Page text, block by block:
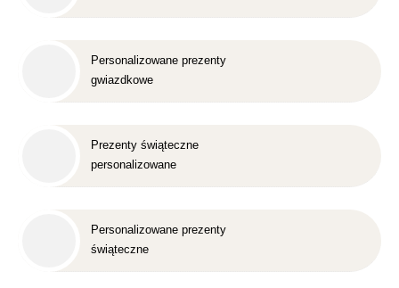
Personalizowane prezenty
gwiazdkowe
Prezenty świąteczne
personalizowane
Personalizowane prezenty
świąteczne